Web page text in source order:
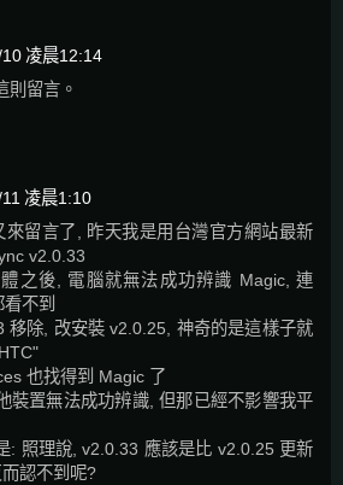
凌晨12:14
則留言。
凌晨1:10
來留言了, 昨天我是用台灣官方網站最新
v2.0.33
之後, 電腦就無法成功辨識 Magic, 連
不到
移除, 改安裝 v2.0.25, 神奇的是這樣子就
也找得到 Magic 了
裝置無法成功辨識, 但那已經不影響我平
: 照理說, v2.0.33 應該是比 v2.0.25 更新
認不到呢?